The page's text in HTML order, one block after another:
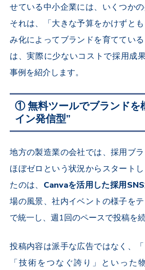
せている中小企業には、いくつかの
それは、「大きな予算をかけずと
み化によってブランドを育ててい
は、実際に少ないコストで採用成
事例を紹介します。
① 無料ツールでブランドを
イン発信型”
地方の製造業の会社では、採用ブ
ほぼゼロという状況からスタート
たのは、 Canvaを活用した採用SNS
場の風景、社内イベントの様子を
で統一し、週1回のペースで投稿を
投稿内容は派手な広告ではなく、「
「技術をつなぐ誇り」といった